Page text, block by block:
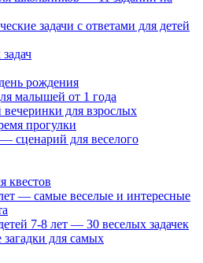
задачи с ответами для детей
рождения
малышей от 1 года
для взрослых
прогулки
сценарий для веселого
квестов
— самые веселые и интересные
7-8 лет — 30 веселых задачек
для самых